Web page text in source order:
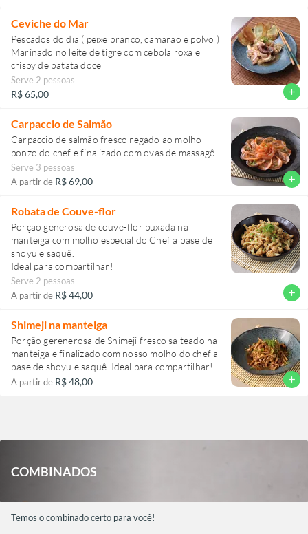
Ceviche do Mar
Pescados do dia ( peixe branco, camarão e polvo )
Marinado no leite de tigre com cebola roxa e
crispy de batata doce
Serve 2 pessoas
R$ 65,00 add
Carpaccio de Salmão
Carpaccio de salmão fresco regado ao molho
ponzo do chef e finalizado com ovas de massagô.
Serve 3 pessoas
A partir de R$ 69,00 add
Robata de Couve-flor
Porção generosa de couve-flor puxada na
manteiga com molho especial do Chef a base de
shoyu e saquê.
Ideal para compartilhar!
Serve 2 pessoas
A partir de R$ 44,00 add
Shimeji na manteiga
Porção gerenerosa de Shimeji fresco salteado na
manteiga e finalizado com nosso molho do chef a
base de shoyu e saquê. Ideal para compartilhar!
A partir de R$ 48,00 add
COMBINADOS
Temos o combinado certo para você!